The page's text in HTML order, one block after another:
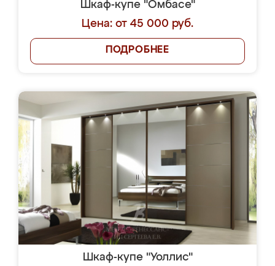
Шкаф-купе "Омбасе"
Цена: от 45 000 руб.
ПОДРОБНЕЕ
Шкаф-купе "Уоллис"